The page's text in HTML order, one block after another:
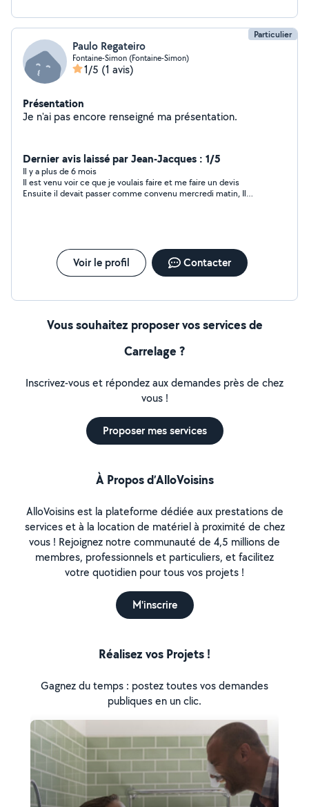
Particulier
Paulo Regateiro
Fontaine-Simon (Fontaine-Simon)
1/5 (1 avis)
Présentation
Je n'ai pas encore renseigné ma présentation.
Dernier avis laissé par Jean-Jacques : 1/5
Il y a plus de 6 mois
Il est venu voir ce que je voulais faire et me faire un devis
Ensuite il devait passer comme convenu mercredi matin, Il
matin je lui ai envoyé un message parlé, puisqu'il n'a pas
décroché, lui disant que je ne pouvais pas compter sur lui et
qu'il était inutile de venir !!!
Voir le profil Contacter
Vous souhaitez proposer vos services de
Carrelage ?
Inscrivez-vous et répondez aux demandes près de chez
vous !
Proposer mes services
À Propos d’AlloVoisins
AlloVoisins est la plateforme dédiée aux prestations de
services et à la location de matériel à proximité de chez
vous ! Rejoignez notre communauté de 4,5 millions de
membres, professionnels et particuliers, et facilitez
votre quotidien pour tous vos projets !
M'inscrire
Réalisez vos Projets !
Gagnez du temps : postez toutes vos demandes
publiques en un clic.